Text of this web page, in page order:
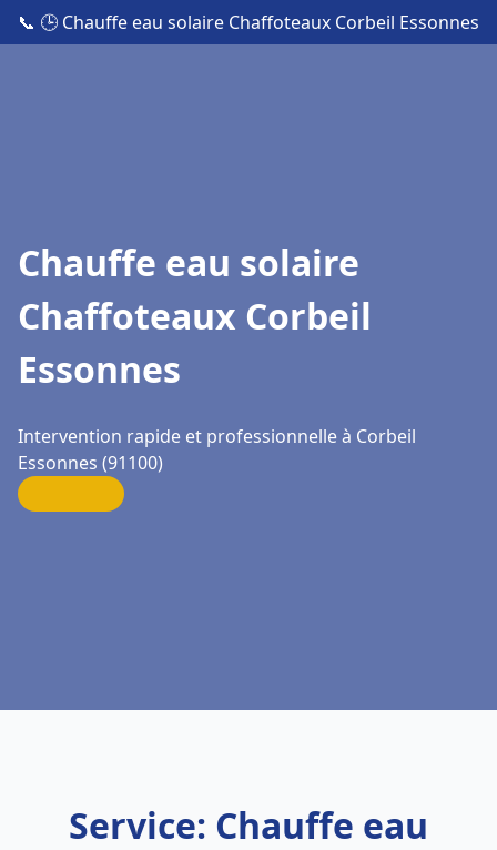
📞 🕒 Chauffe eau solaire Chaffoteaux Corbeil Essonnes
Chauffe eau solaire
Chaffoteaux Corbeil
Essonnes
Intervention rapide et professionnelle à Corbeil
Essonnes (91100)
Service: Chauffe eau